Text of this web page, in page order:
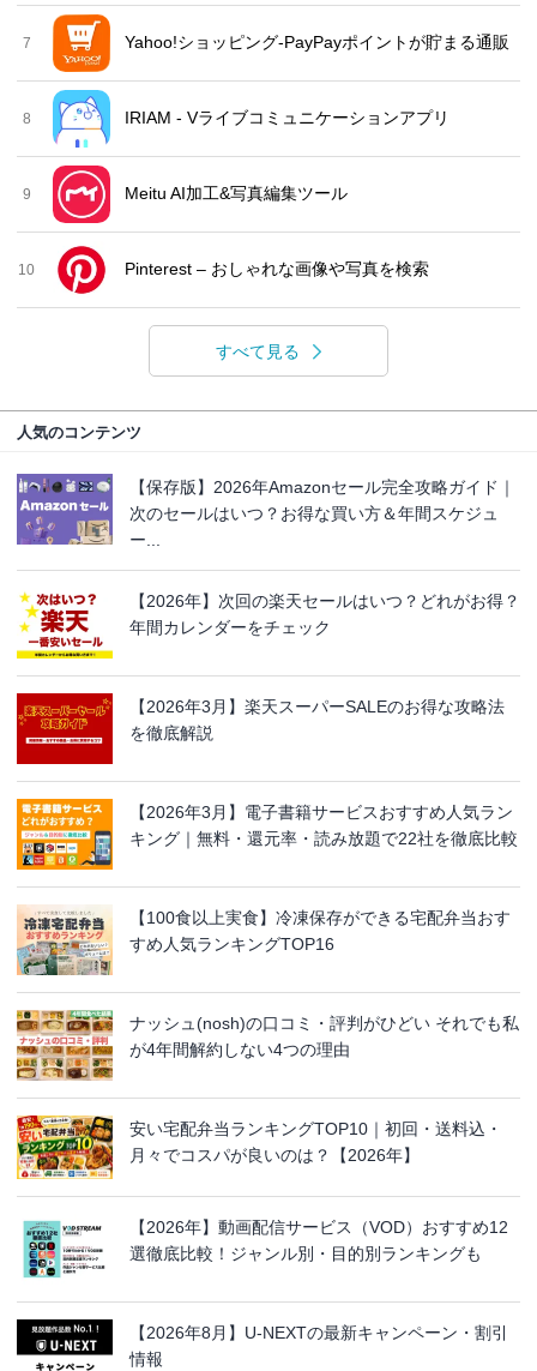
7 Yahoo!ショッピング-PayPayポイントが貯まる通販
8 IRIAM - Vライブコミュニケーションアプリ
9 Meitu AI加工&写真編集ツール
10 Pinterest – おしゃれな画像や写真を検索
すべて見る
人気のコンテンツ
【保存版】2026年Amazonセール完全攻略ガイド｜
次のセールはいつ？お得な買い方＆年間スケジュ
ー...
【2026年】次回の楽天セールはいつ？どれがお得？
年間カレンダーをチェック
【2026年3月】楽天スーパーSALEのお得な攻略法
を徹底解説
【2026年3月】電子書籍サービスおすすめ人気ラン
キング｜無料・還元率・読み放題で22社を徹底比較
【100食以上実食】冷凍保存ができる宅配弁当おす
すめ人気ランキングTOP16
ナッシュ(nosh)の口コミ・評判がひどい それでも私
が4年間解約しない4つの理由
安い宅配弁当ランキングTOP10｜初回・送料込・
月々でコスパが良いのは？【2026年】
【2026年】動画配信サービス（VOD）おすすめ12
選徹底比較！ジャンル別・目的別ランキングも
【2026年8月】U-NEXTの最新キャンペーン・割引
情報